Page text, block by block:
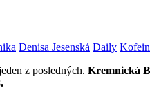
Denisa Jesenská Daily Kofein
z posledných. Kremnická